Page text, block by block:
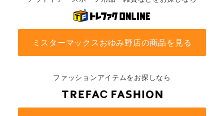
ミスターマックスおゆみ野店の商品を見る
ファッションアイテムをお探しなら